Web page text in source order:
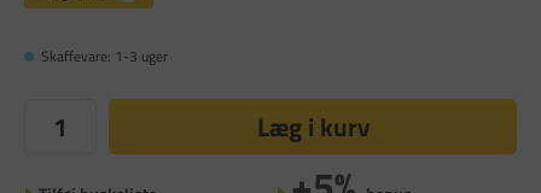
Skaffevare: 1-3 uger
Læg i kurv